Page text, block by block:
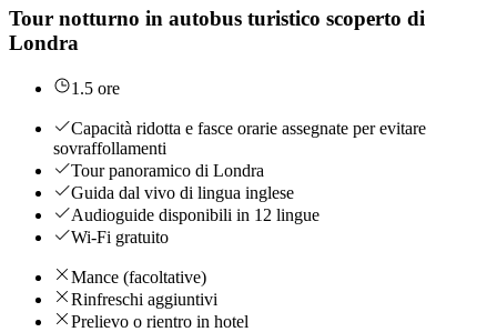
Tour notturno in autobus turistico scoperto di
Londra
1.5 ore
Capacità ridotta e fasce orarie assegnate per evitare
sovraffollamenti
Tour panoramico di Londra
Guida dal vivo di lingua inglese
Audioguide disponibili in 12 lingue
Wi-Fi gratuito
Mance (facoltative)
Rinfreschi aggiuntivi
Prelievo o rientro in hotel